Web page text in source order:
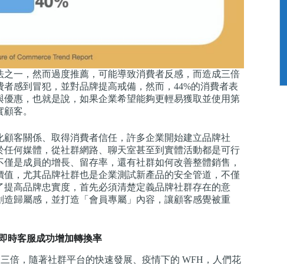
一，然而過度推薦，可能導致消費者反感，而造成三倍
感到冒犯，並對品牌提高戒備，然而，44%的消費者表
惠，也就是說，如果企業希望能夠更輕易獲取並使用第
客。
客關係、取得消費者信任，許多企業開始建立品牌社
何媒體，從社群網路、聊天室甚至到實體活動都是可行
是成員的增長、留存率，還有社群如何改善整體銷售，
，尤其品牌社群也是企業測試新產品的安全管道，不僅
高品牌忠實度，首先必須清楚定義品牌社群存在的意
歸屬感，並打造「會員專屬」內容，讓顧客感覺被重
時客服成功增加轉換率
倍，隨著社群平台的快速發展、疫情下的 WFH，人們花